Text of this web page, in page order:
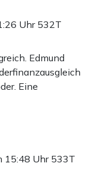
Uhr 532T
Edmund
Eine
15:48 Uhr 533T